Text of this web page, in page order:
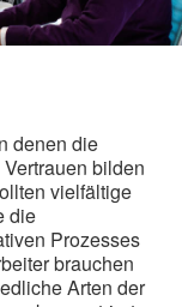
denen die
bilden
vielfältige
die
Prozesses
brauchen
Arten der